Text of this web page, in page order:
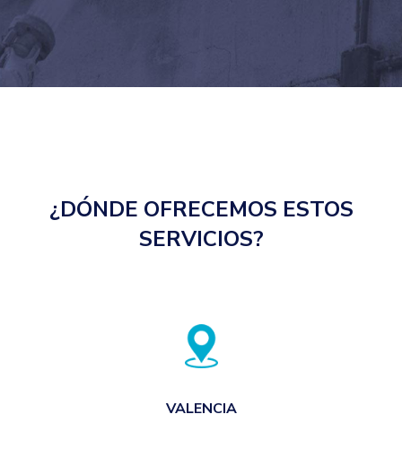
¿DÓNDE OFRECEMOS ESTOS
SERVICIOS?
VALENCIA